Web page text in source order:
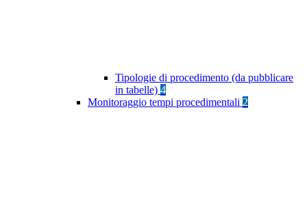
Tipologie di procedimento (da pubblicare
in tabelle) 4
Monitoraggio tempi procedimentali 2